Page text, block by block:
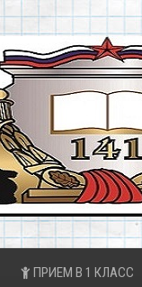
ПРИЕМ В 1 КЛАСС